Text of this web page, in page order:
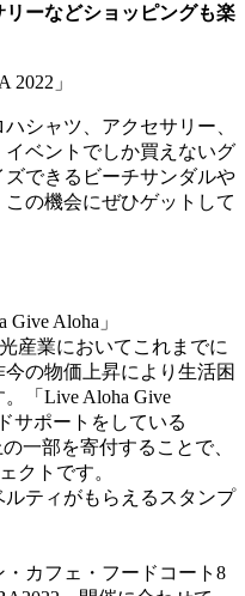
ーなどショッピングも楽
シャツ、アクセサリー、
ベントでしか買えないグ
できるビーチサンダルや
の機会にぜひゲットして
Aloha」
産業においてこれまでに
の物価上昇により生活困
「Live Aloha Give
サポートをしている
一部を寄付することで、
クトです。
ティがもらえるスタンプ
カフェ・フードコート8